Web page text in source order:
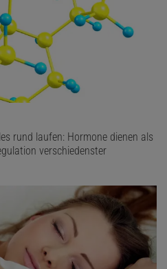
rund laufen: Hormone dienen als
verschiedenster